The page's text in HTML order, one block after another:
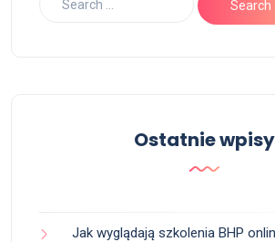
Ostatnie wpisy
Jak wyglądają szkolenia BHP